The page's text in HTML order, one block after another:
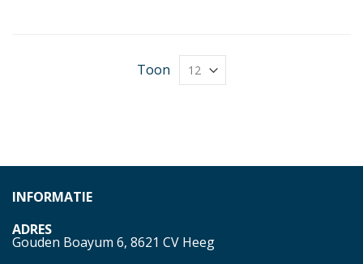
Toon
INFORMATIE
ADRES
Gouden Boayum 6, 8621 CV Heeg